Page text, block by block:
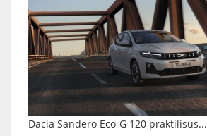
Dacia Sandero Eco-G 120 praktilisus...